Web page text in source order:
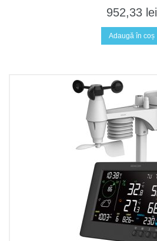
952,33 lei
Adaugă în coș